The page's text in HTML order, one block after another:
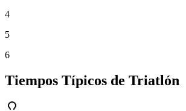
4
5
6
Tiempos Típicos de Triatlón